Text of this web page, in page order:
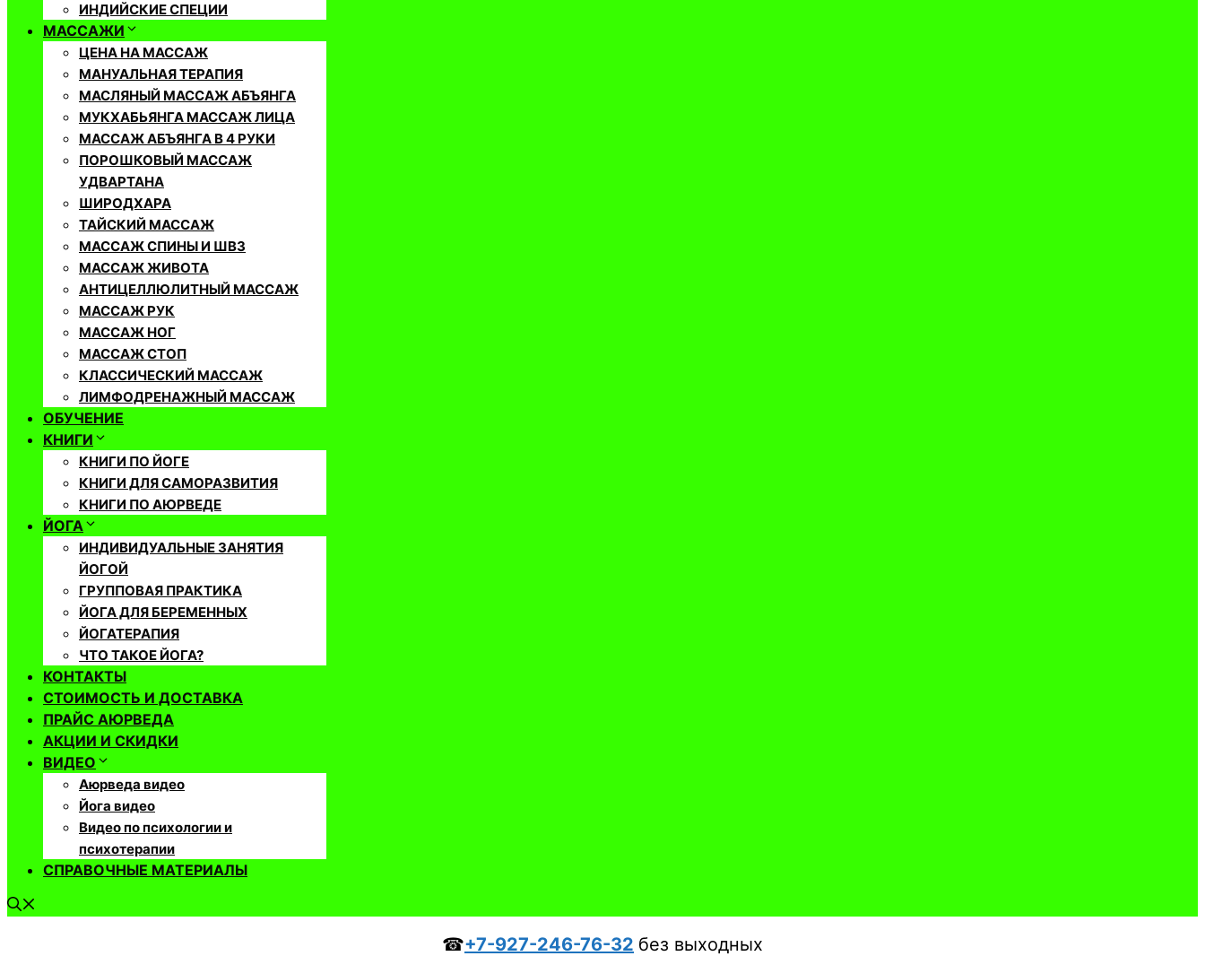
ИНДИЙСКИЕ СПЕЦИИ
МАССАЖИ
ЦЕНА НА МАССАЖ
МАНУАЛЬНАЯ ТЕРАПИЯ
МАСЛЯНЫЙ МАССАЖ АБЪЯНГА
МУКХАБЬЯНГА МАССАЖ ЛИЦА
МАССАЖ АБЪЯНГА В 4 РУКИ
ПОРОШКОВЫЙ МАССАЖ
УДВАРТАНА
ШИРОДХАРА
ТАЙСКИЙ МАССАЖ
МАССАЖ СПИНЫ И ШВЗ
МАССАЖ ЖИВОТА
АНТИЦЕЛЛЮЛИТНЫЙ МАССАЖ
МАССАЖ РУК
МАССАЖ НОГ
МАССАЖ СТОП
КЛАССИЧЕСКИЙ МАССАЖ
ЛИМФОДРЕНАЖНЫЙ МАССАЖ
ОБУЧЕНИЕ
КНИГИ
КНИГИ ПО ЙОГЕ
КНИГИ ДЛЯ САМОРАЗВИТИЯ
КНИГИ ПО АЮРВЕДЕ
ЙОГА
ИНДИВИДУАЛЬНЫЕ ЗАНЯТИЯ
ЙОГОЙ
ГРУППОВАЯ ПРАКТИКА
ЙОГА ДЛЯ БЕРЕМЕННЫХ
ЙОГАТЕРАПИЯ
ЧТО ТАКОЕ ЙОГА?
КОНТАКТЫ
СТОИМОСТЬ И ДОСТАВКА
ПРАЙС АЮРВЕДА
АКЦИИ И СКИДКИ
ВИДЕО
Аюрведа видео
Йога видео
Видео по психологии и
психотерапии
СПРАВОЧНЫЕ МАТЕРИАЛЫ
☎+7-927-246-76-32 без выходных